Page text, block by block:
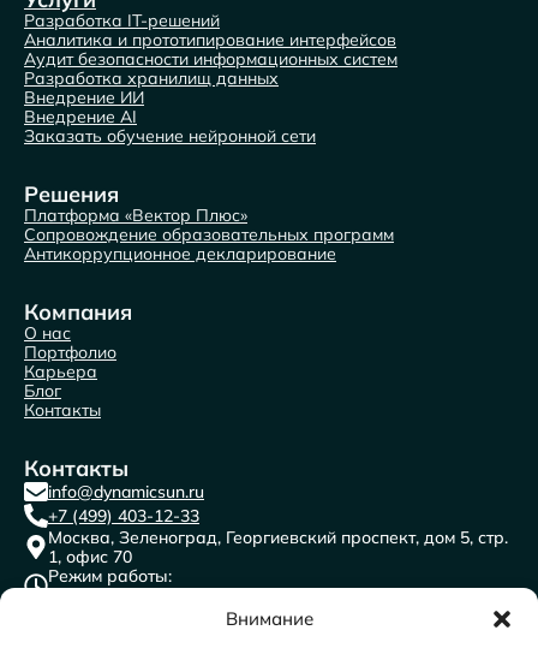
Внимание
Разработка IT-решений
Аналитика и прототипирование интерфейсов
Аудит безопасности информационных систем
Разработка хранилищ данных
Внедрение ИИ
Внедрение AI
Заказать обучение нейронной сети
Решения
Платформа «Вектор Плюс»
Сопровождение образовательных программ
Антикоррупционное декларирование
Компания
О нас
Портфолио
Карьера
Блог
Контакты
Контакты
info@dynamicsun.ru
+7 (499) 403-12-33
Москва, Зеленоград, Георгиевский проспект, дом 5, стр.
1, офис 70
Режим работы:
пн-пт с 9:00 до 18:00